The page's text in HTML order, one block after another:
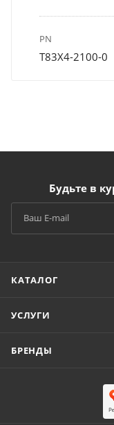
PN
T83X4-2100-0
Будьте в
КАТАЛОГ
УСЛУГИ
БРЕНДЫ